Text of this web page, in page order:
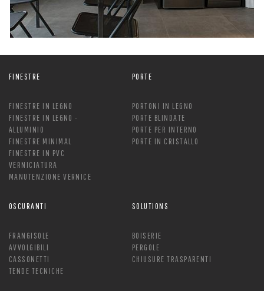
FINESTRE
FINESTRE IN LEGNO
FINESTRE IN LEGNO -
ALLUMINIO
FINESTRE MINIMAL
FINESTRE IN PVC
VERNICIATURA
MANUTENZIONE VERNICE
PORTE
PORTONI IN LEGNO
PORTE BLINDATE
PORTE PER INTERNO
PORTE IN CRISTALLO
OSCURANTI
FRANGISOLE
AVVOLGIBILI
CASSONETTI
TENDE TECNICHE
SOLUTIONS
BOISERIE
PERGOLE
CHIUSURE TRASPARENTI